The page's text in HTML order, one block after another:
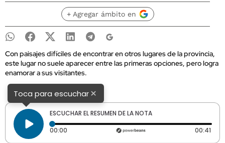
+ Agregar ámbito en
Con paisajes difíciles de encontrar en otros lugares de la provincia,
este lugar no suele aparecer entre las primeras opciones, pero logra
enamorar a sus visitantes.
Toca para escuchar×
ESCUCHAR EL RESUMEN DE LA NOTA
00:00 Tiempo transcurrido: 0 segundos 00:41